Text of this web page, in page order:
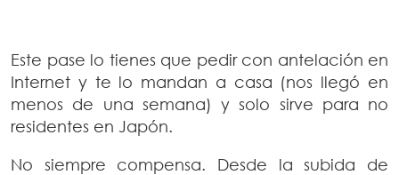
Este pase lo tienes que pedir con antelación en
Internet y te lo mandan a casa (nos llegó en
menos de una semana) y solo sirve para no
residentes en Japón.
No siempre compensa. Desde la subida de